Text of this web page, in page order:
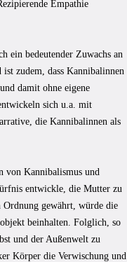
Empathie
ein bedeutender Zuwachs an
zudem, dass Kannibalinnen
damit ohne eigene
sich u.a. mit
die Kannibalinnen als
von Kannibalismus und
entwickle, die Mutter zu
gewährt, würde die
beinhalten. Folglich, so
und der Außenwelt zu
Körper die Verwischung und